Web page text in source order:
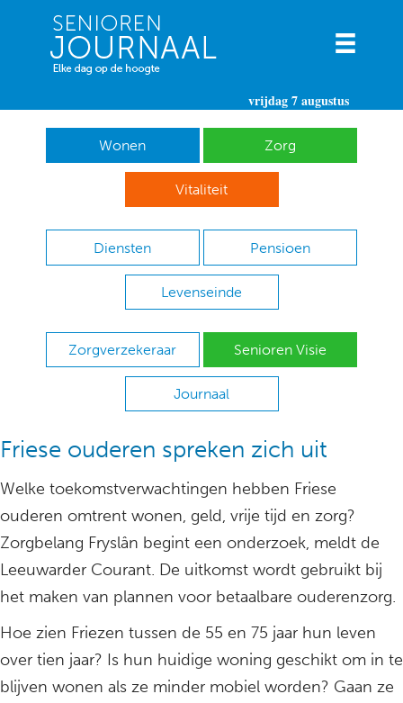
vrijdag 7 augustus
Wonen Zorg
Vitaliteit
Diensten Pensioen
Levenseinde
Zorgverzekeraar Senioren Visie
Journaal
Friese ouderen spreken zich uit
Welke toekomstverwachtingen hebben Friese
ouderen omtrent wonen, geld, vrije tijd en zorg?
Zorgbelang Fryslân begint een onderzoek, meldt de
Leeuwarder Courant. De uitkomst wordt gebruikt bij
het maken van plannen voor betaalbare ouderenzorg.
Hoe zien Friezen tussen de 55 en 75 jaar hun leven
over tien jaar? Is hun huidige woning geschikt om in te
blijven wonen als ze minder mobiel worden? Gaan ze